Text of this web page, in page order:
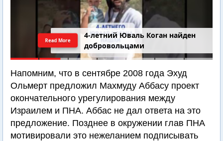
4-летний Юваль Коган найден
добровольцами
Read More
Напомним, что в сентябре 2008 года Эхуд
Ольмерт предложил Махмуду Аббасу проект
окончательного урегулирования между
Израилем и ПНА. Аббас не дал ответа на это
предложение. Позднее в окружении глав ПНА
мотивировали это нежеланием подписывать